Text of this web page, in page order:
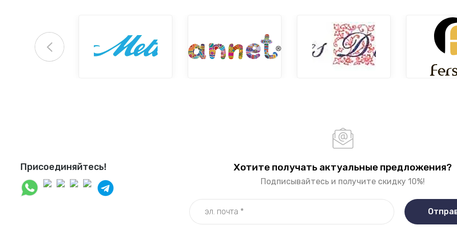
Присоединяйтесь! Хотите получать актуальные предложения?
Подписывайтесь и получите скидку 10%!